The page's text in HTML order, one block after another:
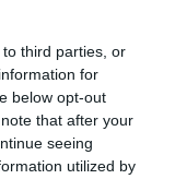
third parties, or
for
below opt-out
that after your
seeing
utilized by
személyi
személyi
kölcsönök